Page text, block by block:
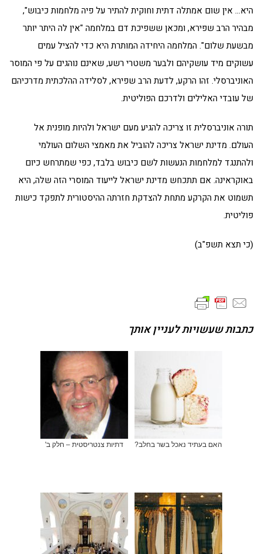
היא… אין שום אמתלה דתית וחוקית להתיר על פיה מלחמות כיבוש",
מבהיר הרב שפירא, ומכאן ששפיכת דם במלחמה "אין לה היתר יותר
מבשעת שלום". המלחמה היחידה המותרת היא כדי להציל עמים
עשוקים מיד עושקיהם ולבער משטרי רשע, שאינם נוהגים על פי המוסר
האוניברסלי. זהו הרקע, לדעת הרב שפירא, לסלידה ההלכתית מדרכיהם
של עובדי האלילים ולדרכם הפוליטית.
תורה אוניברסלית זו צריכה להגיע מעם ישראל ולהיות מופנית אל
העולם. מדינת ישראל צריכה להוביל את מאמצי השלום העולמי
ולהתנגד למלחמות הנעשות לשם כיבוש בלבד, כפי שמתרחש כיום
באוקראינה. אם תתכחש מדינת ישראל לייעוד המוסרי הזה שלה, היא
תשמוט את הקרקע מתחת להצדקת חזרתה ההיסטורית לתפקד כישות
פוליטית.
(כי תצא תשפ"ב)
כתבות שעשויות לעניין אותך
האם בעתיד נאכל בשר בחלב? דתיות צנטריסטית – חלק ב'